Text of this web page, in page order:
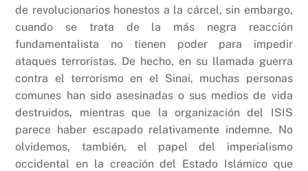
de revolucionarios honestos a la cárcel, sin embargo,
cuando se trata de la más negra reacción
fundamentalista no tienen poder para impedir
ataques terroristas. De hecho, en su llamada guerra
contra el terrorismo en el Sinaí, muchas personas
comunes han sido asesinadas o sus medios de vida
destruidos, mientras que la organización del ISIS
parece haber escapado relativamente indemne. No
olvidemos, también, el papel del imperialismo
occidental en la creación del Estado Islámico que